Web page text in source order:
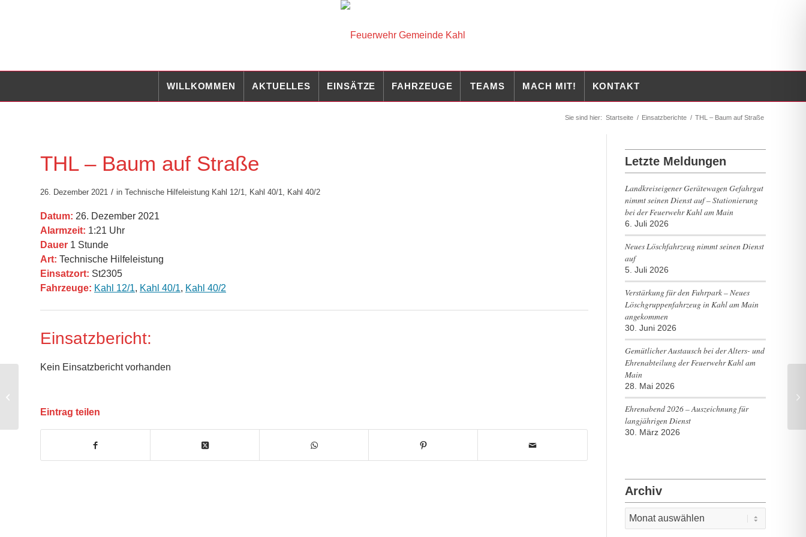
WILLKOMMEN AKTUELLES EINSÄTZE FAHRZEUGE TEAMS MACH MIT! KONTAKT
Sie sind hier: Startseite / Einsatzberichte / THL – Baum auf Straße
THL – Baum auf Straße
26. Dezember 2021 / in Technische Hilfeleistung Kahl 12/1, Kahl 40/1, Kahl 40/2
Datum: 26. Dezember 2021
Alarmzeit: 1:21 Uhr
Dauer 1 Stunde
Art: Technische Hilfeleistung
Einsatzort: St2305
Fahrzeuge: Kahl 12/1, Kahl 40/1, Kahl 40/2
Einsatzbericht:
Kein Einsatzbericht vorhanden
Eintrag teilen
Letzte Meldungen
Landkreiseigener Gerätewagen Gefahrgut
nimmt seinen Dienst auf – Stationierung
bei der Feuerwehr Kahl am Main
6. Juli 2026
Neues Löschfahrzeug nimmt seinen Dienst
auf
5. Juli 2026
Verstärkung für den Fuhrpark – Neues
Löschgruppenfahrzeug in Kahl am Main
angekommen
30. Juni 2026
Gemütlicher Austausch bei der Alters- und
Ehrenabteilung der Feuerwehr Kahl am
Main
28. Mai 2026
Ehrenabend 2026 – Auszeichnung für
langjährigen Dienst
30. März 2026
Archiv